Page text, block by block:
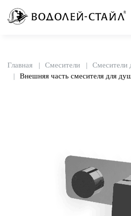
Главная Смесители
Смесители
Внешняя часть смесителя для